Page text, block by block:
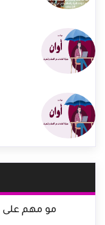
مو مهم على